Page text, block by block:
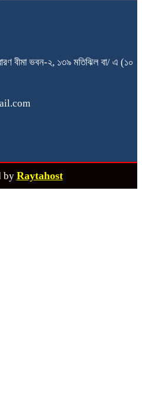
বীমা ভবন-২, ১৩৯ মতিঝিল বা/ এ (১০
by Raytahost